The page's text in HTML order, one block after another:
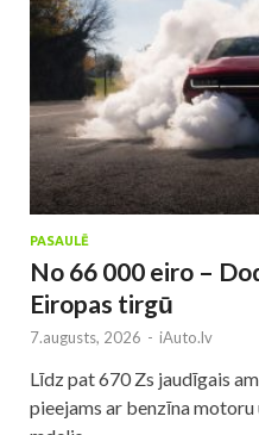
PASAULĒ
No 66 000 eiro –
Eiropas tirgū
7.augusts, 2026 - iAuto.lv
Līdz pat 670 Zs jaudīgais
pieejams ar benzīna